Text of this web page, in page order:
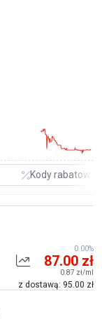
Kody rabatowe
87.00 zł
0.87 zł/ml
z dostawą: 95.00 zł
0.00%